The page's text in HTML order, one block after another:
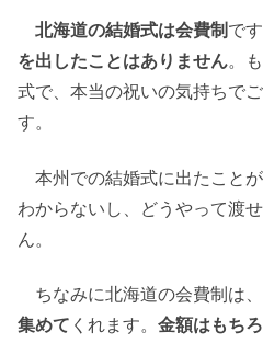
北海道の結婚式は会費制 で
を出したことはありません。
式で、本当の祝いの気持ちで
す。
本州での結婚式に出たこと
わからないし、どうやって渡
ん。
ちなみに北海道の会費制は、
集めて くれます。 金額はもち